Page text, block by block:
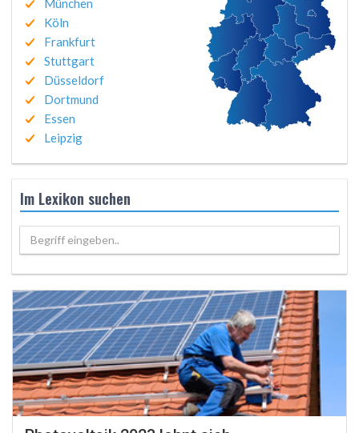
München
Köln
Frankfurt
Stuttgart
Düsseldorf
Dortmund
Essen
Leipzig
Im Lexikon suchen
Begriff eingeben..